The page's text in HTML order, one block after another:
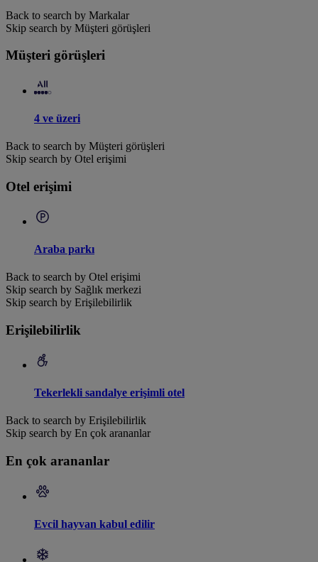
Back to search by Markalar
Skip search by Müşteri görüşleri
Müşteri görüşleri
4 ve üzeri
Back to search by Müşteri görüşleri
Skip search by Otel erişimi
Otel erişimi
Araba parkı
Back to search by Otel erişimi
Skip search by Sağlık merkezi
Skip search by Erişilebilirlik
Erişilebilirlik
Tekerlekli sandalye erişimli otel
Back to search by Erişilebilirlik
Skip search by En çok arananlar
En çok arananlar
Evcil hayvan kabul edilir